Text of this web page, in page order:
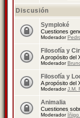
Discusión
Symploké
Cuestiones
Moderador
Filosofía y
A propósito del
Moderador
Filosofía y
A propósito del
ModeradorJ.M.
Animalia
Cuestiones
Moderador